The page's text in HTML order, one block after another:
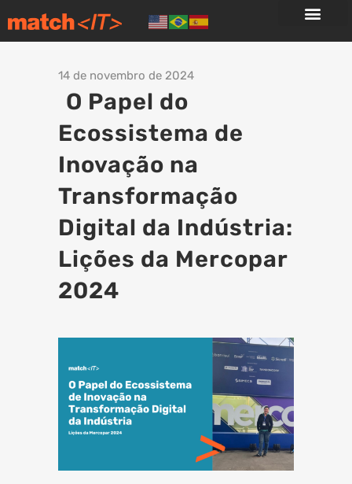
14 de novembro de 2024
O Papel do
Ecossistema de
Inovação na
Transformação
Digital da Indústria:
Lições da Mercopar
2024